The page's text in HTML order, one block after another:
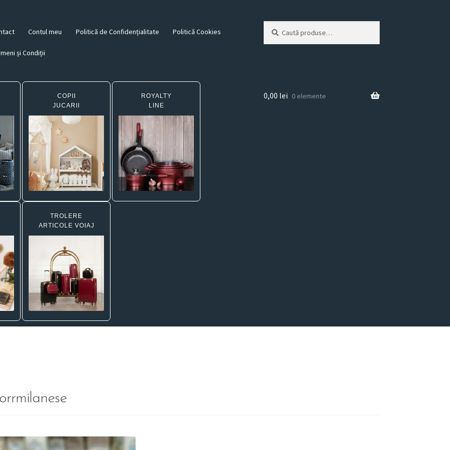
Contul meu Politică de Confidențialitate Politică Cookies
și Condiții
după:
COPII
JUCARII
ROYALTY
LINE
TROLERE
ARTICOLE VOIAJ
0,00 lei 0 elemente